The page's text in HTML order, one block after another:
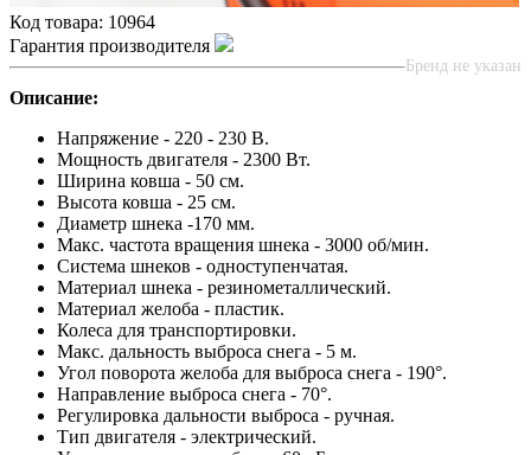
Код товара: 10964
Гарантия производителя
Бренд не указан
Описание:
Напряжение - 220 - 230 В.
Мощность двигателя - 2300 Вт.
Ширина ковша - 50 см.
Высота ковша - 25 см.
Диаметр шнека -170 мм.
Макс. частота вращения шнека - 3000 об/мин.
Система шнеков - одноступенчатая.
Материал шнека - резинометаллический.
Материал желоба - пластик.
Колеса для транспортировки.
Макс. дальность выброса снега - 5 м.
Угол поворота желоба для выброса снега - 190°.
Направление выброса снега - 70°.
Регулировка дальности выброса - ручная.
Тип двигателя - электрический.